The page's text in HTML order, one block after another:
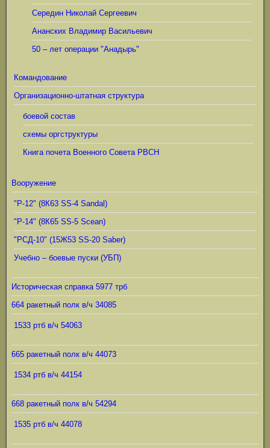
Середин Николай Сергеевич
Ананских Владимир Васильевич
50 – лет операции "Анадырь"
Командование
Организационно-штатная структура
боевой состав
схемы оргструктуры
Книга почета Военного Совета РВСН
Вооружение
"Р-12" (8К63 SS-4 Sandal)
"Р-14" (8К65 SS-5 Scean)
"РСД-10" (15Ж53 SS-20 Saber)
Учебно – боевые пуски (УБП)
Историческая справка 5977 трб
664 ракетный полк в/ч 34085
1533 ртб в/ч 54063
665 ракетный полк в/ч 44073
1534 ртб в/ч 44154
668 ракетный полк в/ч 54294
1535 ртб в/ч 44078